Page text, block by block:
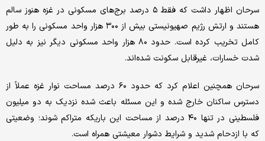
سرحان اظهار داشت که فقط ۵ درصد برج‌های مسکونی در غزه هنوز سالم
هستند و ارتش رژیم صهیونیستی بیش از ۳۰۰ هزار واحد مسکونی را به ‌طور
کامل تخریب کرده است. حدود ۸۰ هزار واحد مسکونی دیگر نیز به دلیل
شدت خسارات، غیرقابل سکونت شده‌اند.
سرحان همچنین اعلام کرد که حدود ۶۰ درصد مساحت نوار غزه عملاً از
دسترس ساکنان خارج شده و این مسئله باعث شده نزدیک به دو میلیون
فلسطینی در تنها ۴۰ درصد از مساحت این باریکه متراکم شوند؛ وضعیتی
که با ازدحام شدید و شرایط دشوار معیشتی همراه است.